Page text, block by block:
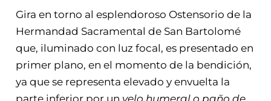
Gira en torno al esplendoroso Ostensorio de la
Hermandad Sacramental de San Bartolomé
que, iluminado con luz focal, es presentado en
primer plano, en el momento de la bendición,
ya que se representa elevado y envuelta la